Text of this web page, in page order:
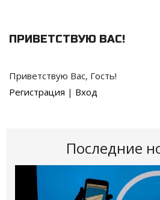
ПРИВЕТСТВУЮ ВАС!
Приветствую Вас, Гость!
Регистрация | Вход
Последние